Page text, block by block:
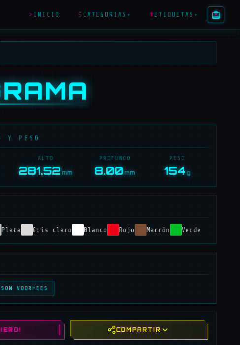
> INICIO $ CATEGORIAS ▾ # ETIQUETAS ▾
Y PESO
ALTO
281.52 mm
PROFUNDO
8.00mm
PESO
154g
Plata Gris claro Blanco Rojo Marrón Verde
VOORHEES
COMPARTIR